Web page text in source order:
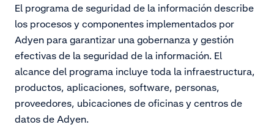
El programa de seguridad de la información describe
los procesos y componentes implementados por
Adyen para garantizar una gobernanza y gestión
efectivas de la seguridad de la información. El
alcance del programa incluye toda la infraestructura,
productos, aplicaciones, software, personas,
proveedores, ubicaciones de oficinas y centros de
datos de Adyen.